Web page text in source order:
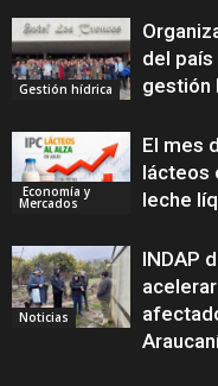
Gestión hídrica
del
gestión
Economía y
Mercados
El mes
lácteos
leche
Noticias
INDAP